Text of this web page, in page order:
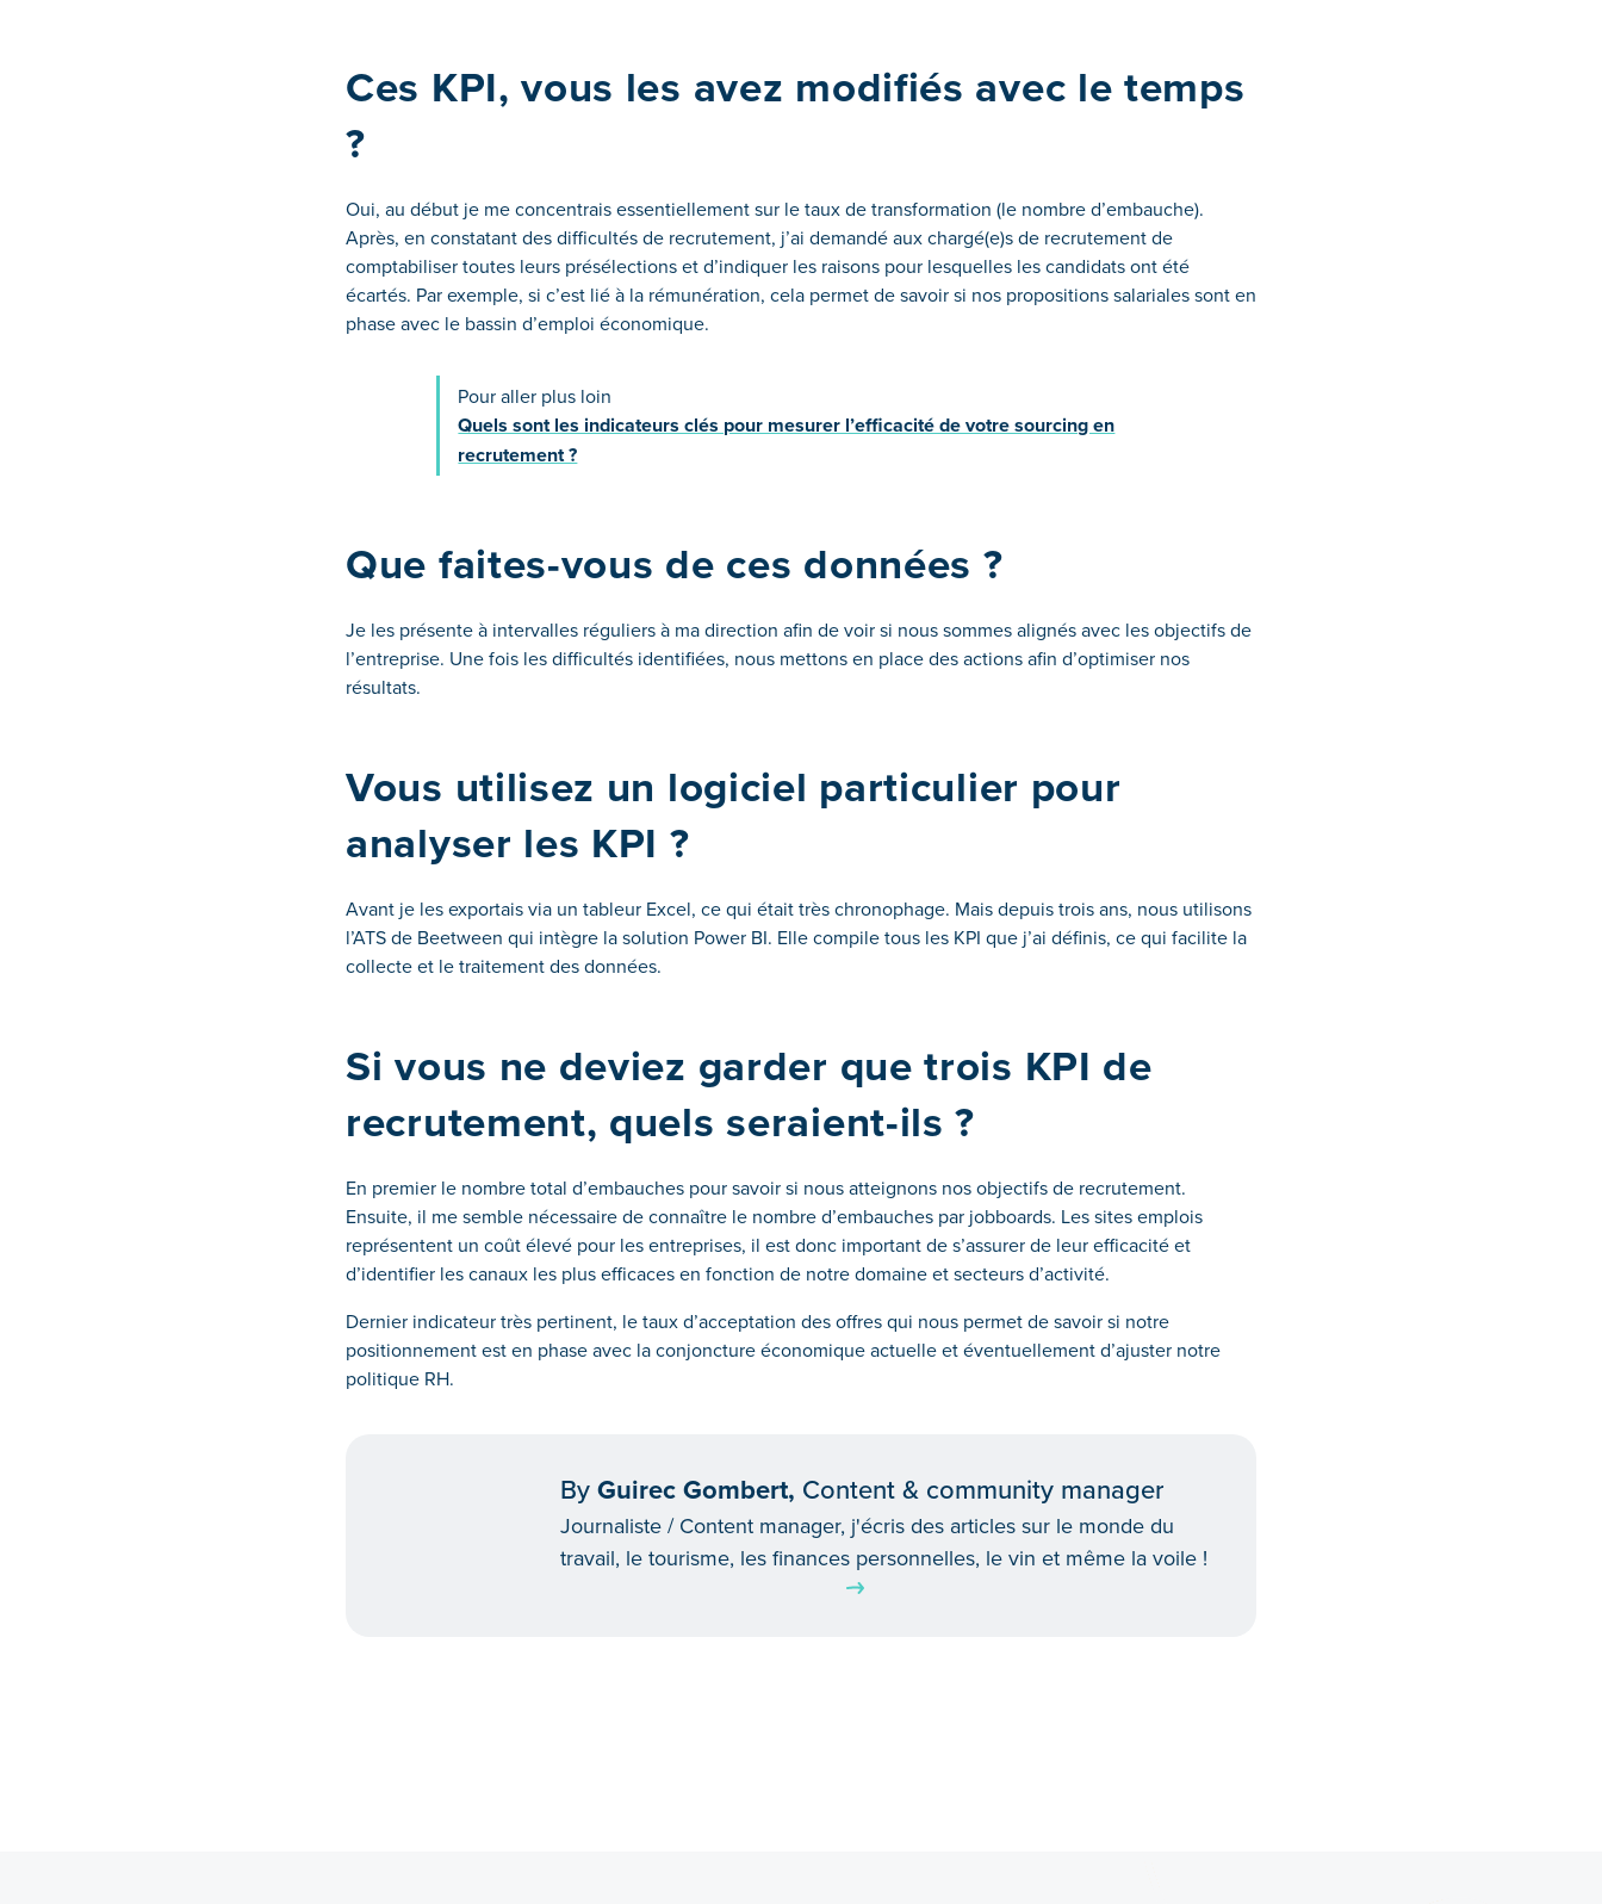
Ces KPI, vous les avez modifiés avec le temps
?
Oui, au début je me concentrais essentiellement sur le taux de transformation (le nombre d’embauche).
Après, en constatant des difficultés de recrutement, j’ai demandé aux chargé(e)s de recrutement de
comptabiliser toutes leurs présélections et d’indiquer les raisons pour lesquelles les candidats ont été
écartés. Par exemple, si c’est lié à la rémunération, cela permet de savoirsi nos propositions salariales sont en
phase avec le bassin d’emploi économique.
Pour aller plus loin
Quels sont les indicateurs clés pour mesurer l’efficacité de votre sourcing en
recrutement ?
Que faites-vous de ces données ?
Je les présente à intervalles réguliers à ma direction afin de voir si nous sommes alignés avec les objectifs de
l’entreprise. Une fois les difficultés identifiées, nous mettons en place des actions afin d’optimiser nos
résultats.
Vous utilisez un logiciel particulier pour
analyser les KPI ?
Avant je les exportais via un tableur Excel, ce qui était très chronophage. Mais depuis trois ans, nous utilisons
l’ATS de Beetween qui intègre la solution Power BI. Elle compile tous les KPI que j’ai définis, ce qui facilite la
collecte et le traitement des données.
Si vous ne deviez garder que trois KPI de
recrutement, quels seraient-ils ?
En premier le nombre total d’embauches pour savoir si nous atteignons nos objectifs de recrutement.
Ensuite, il me semble nécessaire de connaître le nombre d’embauches par jobboards. Les sites emplois
représentent un coût élevé pour les entreprises, il est donc important de s’assurer de leur efficacité et
d’identifier les canaux les plus efficaces en fonction de notre domaine et secteurs d’activité.
Dernier indicateur très pertinent, le taux d’acceptation des offres qui nous permet de savoir si notre
positionnement est en phase avec la conjoncture économique actuelle et éventuellement d’ajuster notre
politique RH.
ByGuirec Gombert, Content & community manager
Journaliste / Content manager, j'écris des articles sur le monde du
travail, le tourisme, les finances personnelles, le vin et même la voile !